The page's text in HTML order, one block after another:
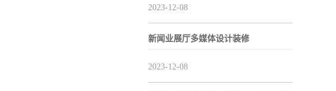
2023-12-08
新闻业展厅多媒体设计装修
2023-12-08